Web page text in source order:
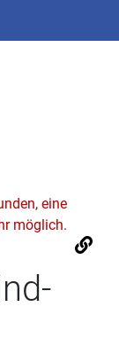
eine
möglich.